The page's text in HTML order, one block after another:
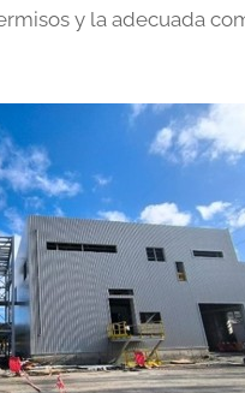
y la adecuada